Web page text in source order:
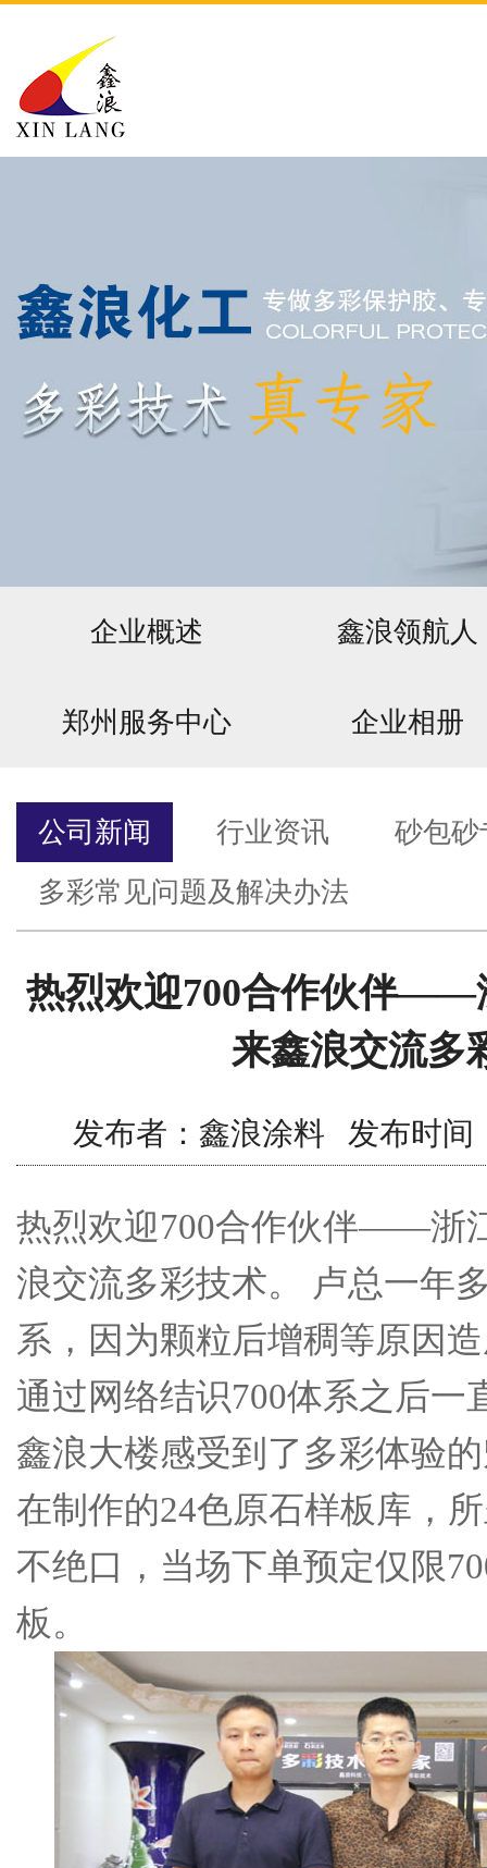
企业概述 鑫浪领航人
郑州服务中心 企业相册
公司新闻 行业资讯
砂包砂
多彩常见问题及解决办法
热烈欢迎700合作伙伴——
来鑫浪交流多
发布者：鑫浪涂料 发布时间
热烈欢迎700合作伙伴——浙
浪交流多彩技术。 卢总一年
系，因为颗粒后增稠等原因
通过网络结识700体系之后一
鑫浪大楼感受到了多彩体验
在制作的24色原石样板库，
不绝口，当场下单预定仅限
板。